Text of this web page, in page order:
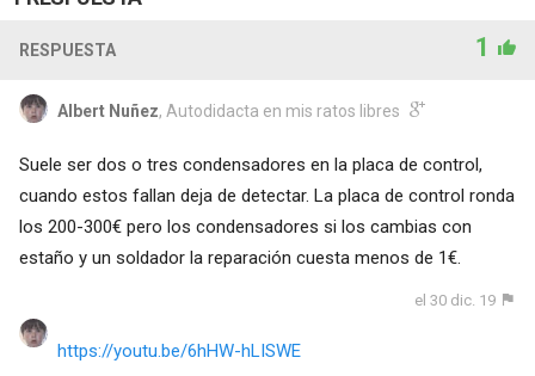
RESPUESTA 1
Albert Nuñez, Autodidacta en mis ratos libres
Suele ser dos o tres condensadores en la placa de control,
cuando estos fallan deja de detectar. La placa de control ronda
los 200-300€ pero los condensadores si los cambias con
estaño y un soldador la reparación cuesta menos de 1€.
el 30 dic. 19
https://youtu.be/6hHW-hLISWE